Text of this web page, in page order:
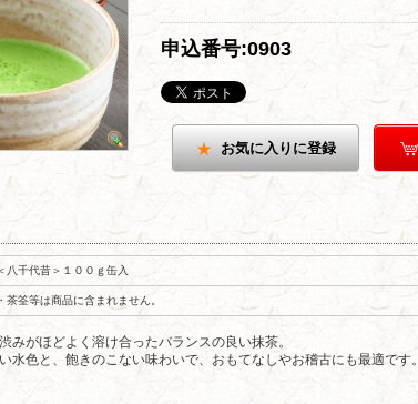
申込番号:0903
お気に入りに登録
八千代昔＞１００ｇ缶入
茶筌等は商品に含まれません。
がほどよく溶け合ったバランスの良い抹茶。
色と、飽きのこない味わいで、おもてなしやお稽古にも最適です。